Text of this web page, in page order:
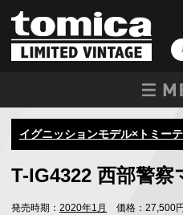
イグニッションモデル×トミー
T-IG4322 西部警察
発売時期： 2020年1月
価格：27,500